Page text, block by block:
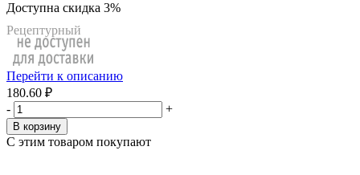
Доступна скидка 3%
Рецептурный
Перейти к описанию
180.60 ₽
-
+
В корзину
С этим товаром покупают